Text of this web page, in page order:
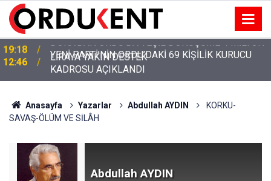
12:46
YENİ PARTİ’NİN ORDU’DAKİ 69 KİŞİLİK KURUCU
KADROSU AÇIKLANDI
Anasayfa Yazarlar Abdullah AYDIN
KORKU-
SAVAŞ-ÖLÜM VE SİLÂH
Abdullah AYDIN